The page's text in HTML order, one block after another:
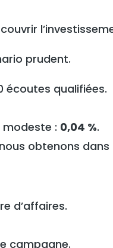
prudent.
écoutes qualifiées.
modeste : 0,04 %.
obtenons
d’affaires.
campagne.